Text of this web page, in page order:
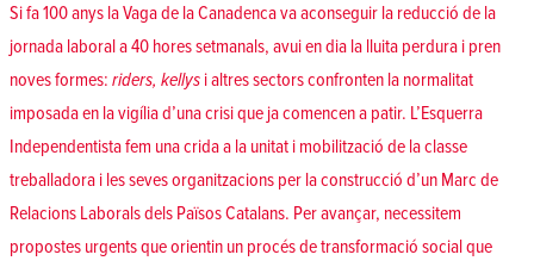
Si fa 100 anys la Vaga de la Canadenca va aconseguir la reducció de la
jornada laboral a 40 hores setmanals, avui en dia la lluita perdura i pren
noves formes: riders, kellys i altres sectors confronten la normalitat
imposada en la vigília d’una crisi que ja comencen a patir. L’Esquerra
Independentista fem una crida a la unitat i mobilització de la classe
treballadora i les seves organitzacions per la construcció d’un Marc de
Relacions Laborals dels Països Catalans. Per avançar, necessitem
propostes urgents que orientin un procés de transformació social que